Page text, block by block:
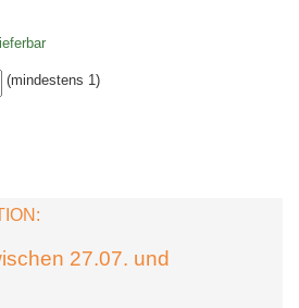
(mindestens 1)
27.07. und